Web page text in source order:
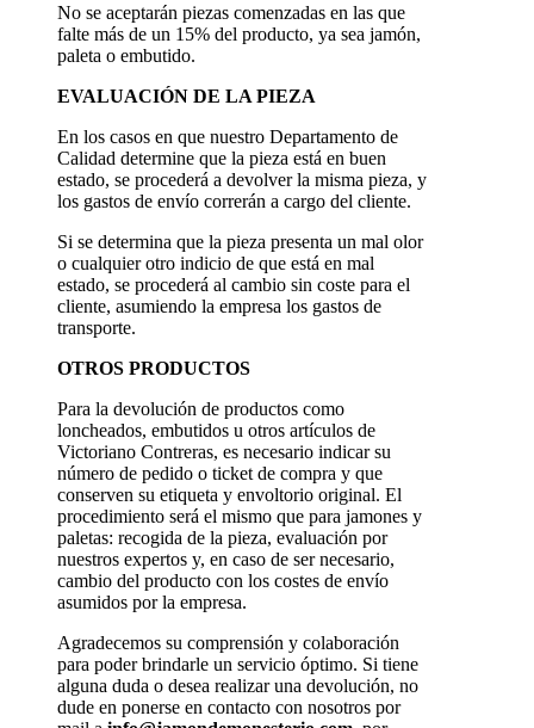
No se aceptarán piezas comenzadas en las que
falte más de un 15% del producto, ya sea jamón,
paleta o embutido.
EVALUACIÓN DE LA PIEZA
En los casos en que nuestro Departamento de
Calidad determine que la pieza está en buen
estado, se procederá a devolver la misma pieza, y
los gastos de envío correrán a cargo del cliente.
Si se determina que la pieza presenta un mal olor
o cualquier otro indicio de que está en mal
estado, se procederá al cambio sin coste para el
cliente, asumiendo la empresa los gastos de
transporte.
OTROS PRODUCTOS
Para la devolución de productos como
loncheados, embutidos u otros artículos de
Victoriano Contreras, es necesario indicar su
número de pedido o ticket de compra y que
conserven su etiqueta y envoltorio original. El
procedimiento será el mismo que para jamones y
paletas: recogida de la pieza, evaluación por
nuestros expertos y, en caso de ser necesario,
cambio del producto con los costes de envío
asumidos por la empresa.
Agradecemos su comprensión y colaboración
para poder brindarle un servicio óptimo. Si tiene
alguna duda o desea realizar una devolución, no
dude en ponerse en contacto con nosotros por